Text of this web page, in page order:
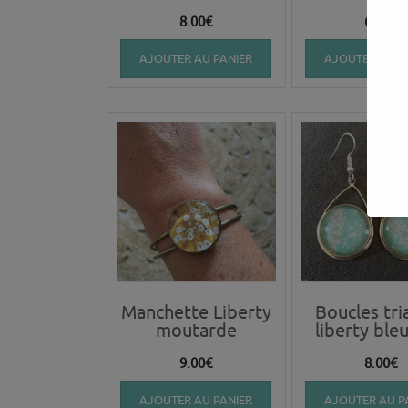
8.00€
AJOUTER AU PANIER
6.00
AJOUTER AU
Manchette Liberty
moutarde
9.00€
AJOUTER AU PANIER
Boucles
liberty
8.00€
AJOUTER AU